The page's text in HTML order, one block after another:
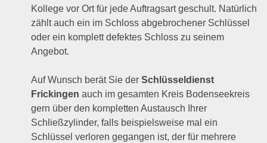
Kollege vor Ort für jede Auftragsart geschult. Natürlich
zählt auch ein im Schloss abgebrochener Schlüssel
oder ein komplett defektes Schloss zu seinem
Angebot.
Auf Wunsch berät Sie derSchlüsseldienst
Frickingen auch im gesamten Kreis Bodenseekreis
gern über den kompletten Austausch Ihrer
Schließzylinder, falls beispielsweise mal ein
Schlüssel verloren gegangen ist, der für mehrere